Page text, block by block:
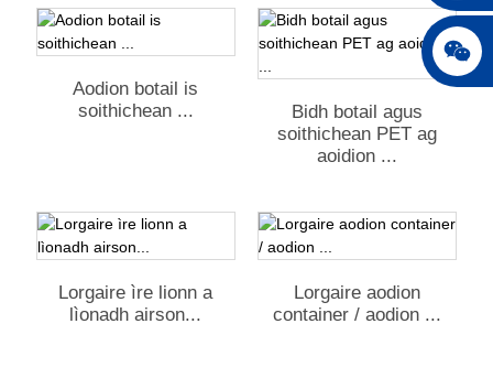
Aodion botail is
soithichean ...
Bidh botail agus
soithichean PET ag
aoidion ...
Lorgaire ìre lionn a
lìonadh airson...
Lorgaire aodion
container / aodion ...